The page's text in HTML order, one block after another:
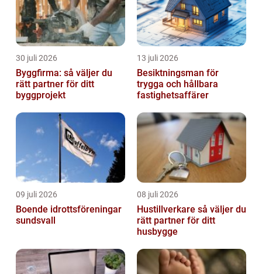
30 juli 2026
Byggfirma: så väljer du
rätt partner för ditt
byggprojekt
13 juli 2026
Besiktningsman för
trygga och hållbara
fastighetsaffärer
09 juli 2026
Boende idrottsföreningar
sundsvall
08 juli 2026
Hustillverkare så väljer du
rätt partner för ditt
husbygge